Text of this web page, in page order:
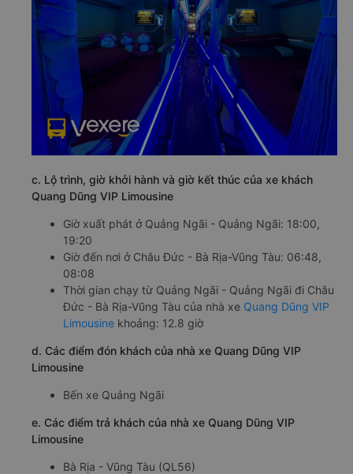
c. Lộ trình, giờ khởi hành và giờ kết thúc của xe khách
Quang Dũng VIP Limousine
Giờ xuất phát ở Quảng Ngãi - Quảng Ngãi: 18:00,
19:20
Giờ đến nơi ở Châu Đức - Bà Rịa-Vũng Tàu: 06:48,
08:08
Thời gian chạy từ Quảng Ngãi - Quảng Ngãi đi Châu
Đức - Bà Rịa-Vũng Tàu của nhà xe Quang Dũng VIP
Limousine khoảng: 12.8 giờ
d. Các điểm đón khách của nhà xe Quang Dũng VIP
Limousine
Bến xe Quảng Ngãi
e. Các điểm trả khách của nhà xe Quang Dũng VIP
Limousine
Bà Rịa - Vũng Tàu (QL56)